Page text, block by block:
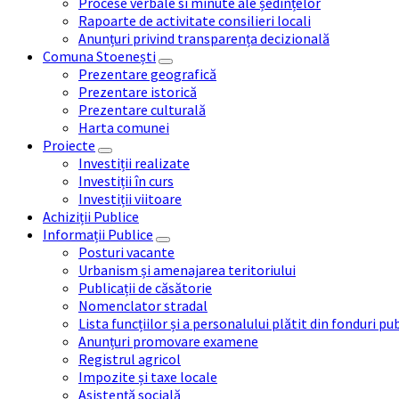
Rapoarte de activitate consilieri locali
Anunțuri privind transparența decizională
Comuna Stoenești
Prezentare geografică
Prezentare istorică
Prezentare culturală
Harta comunei
Proiecte
Investiții realizate
Investiții în curs
Investiții viitoare
Achiziții Publice
Informații Publice
Posturi vacante
Urbanism și amenajarea teritoriului
Publicații de căsătorie
Nomenclator stradal
Lista funcțiilor și a personalului plătit din fonduri
Anunțuri promovare examene
Registrul agricol
Impozite și taxe locale
Asistență socială